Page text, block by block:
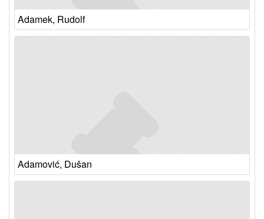
Adamek, Rudolf
Adamović, Dušan